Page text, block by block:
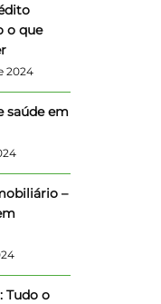
o que
2024
saúde em
–
Tudo o